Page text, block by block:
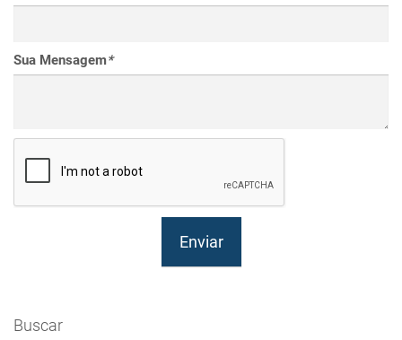
Sua Mensagem*
Enviar
Buscar